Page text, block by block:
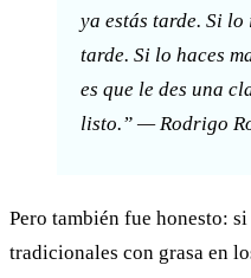
ya estás tarde. Si lo
tarde. Si lo haces
es que le des una
listo.” — Rodrigo
Pero también fue honesto:
tradicionales con grasa en